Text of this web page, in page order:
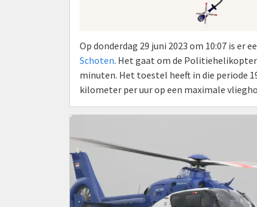
Op donderdag 29 juni 2023 om 10:07 is
Schoten. Het gaat om de
minuten. Het toestel heeft in die periode
kilometer per uur op een maximale